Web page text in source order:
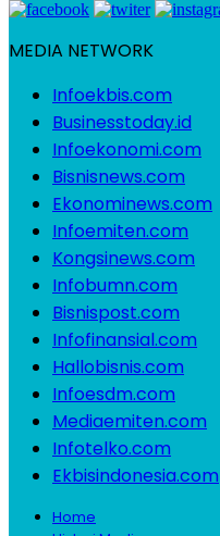
MEDIA NETWORK
Infoekbis.com
Businesstoday.id
Infoekonomi.com
Bisnisnews.com
Ekonominews.com
Infoemiten.com
Kongsinews.com
Infobumn.com
Bisnispost.com
Infofinansial.com
Hallobisnis.com
Infoesdm.com
Mediaemiten.com
Infotelko.com
Ekbisindonesia.com
Home